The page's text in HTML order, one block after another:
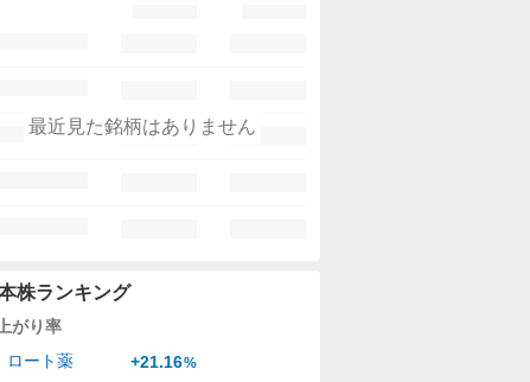
最近見た銘柄はありません
株ランキング
がり率
ロート薬 +21.16%